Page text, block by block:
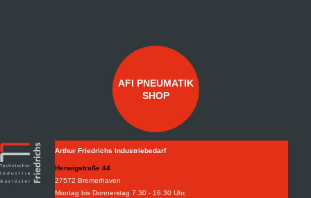
AFI PNEUMATIK
SHOP
Arthur Friedrichs Industriebedarf
Herwigstraße 44
27572 Bremerhaven
Montag bis Donnerstag 7.30 - 16.30 Uhr,